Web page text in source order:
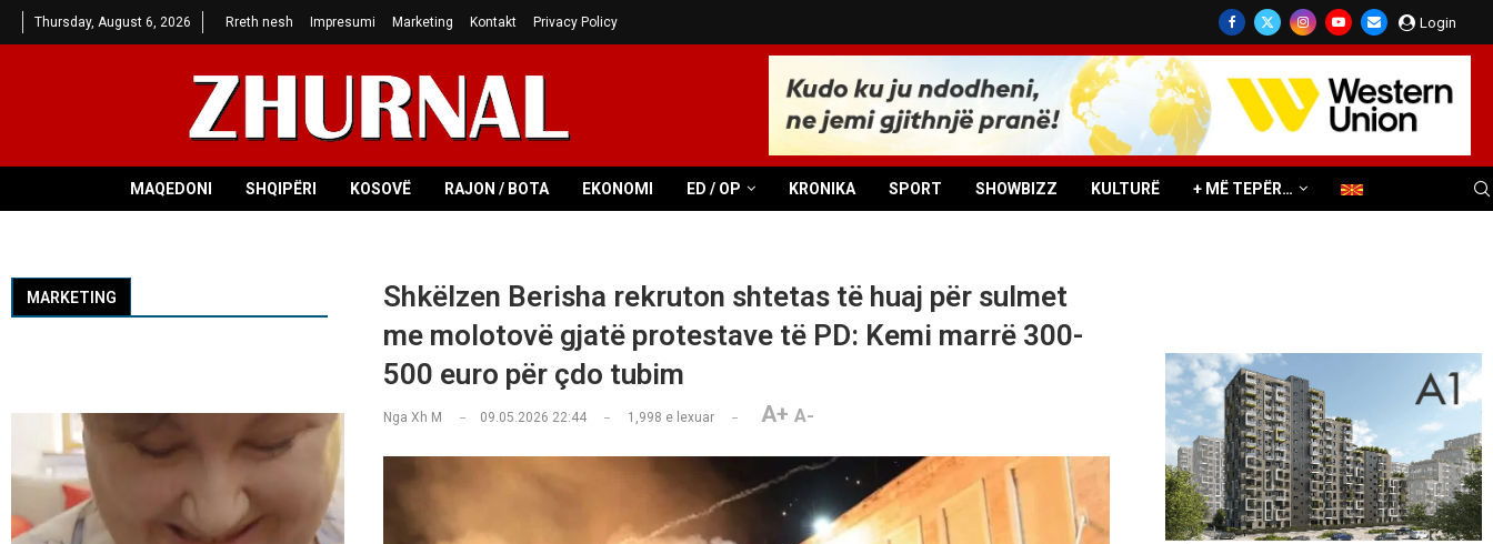
Thursday, August 6, 2026 Rreth nesh Impresumi Marketing Kontakt Privacy Policy Login
MAQEDONI SHQIPËRI KOSOVË RAJON / BOTA EKONOMI ED / OP KRONIKA SPORT SHOWBIZZ KULTURË + MË TEPËR…
Shkëlzen Berisha rekruton shtetas të huaj për sulmet
me molotovë gjatë protestave të PD: Kemi marrë 300-
500 euro për çdo tubim
Nga Xh M 09.05.2026 22:44 1,998 e lexuar A+ A-
MARKETING